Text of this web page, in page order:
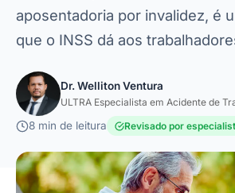
aposentadoria por invalidez, é
que o INSS dá aos
Dr. Welliton Ventura
ULTRA Especialista em Acidente de
8 min de leitura Revisado por